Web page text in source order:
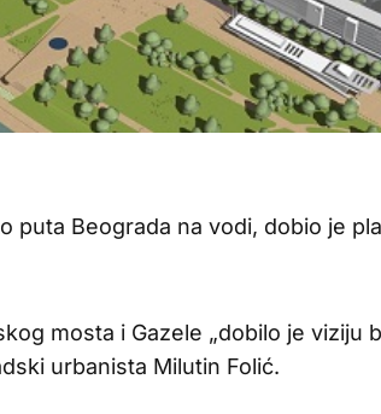
puta Beograda na vodi, dobio je
mosta i Gazele „dobilo je viziju
urbanista Milutin Folić.